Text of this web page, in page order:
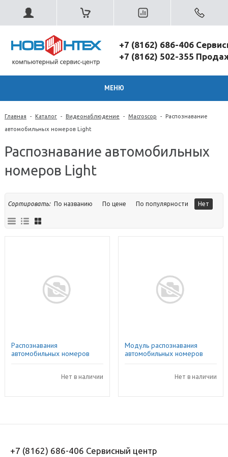
+7 (8162) 686-406
+7 (8162) 502-355
МЕНЮ
Главная - Каталог - Видеонаблюдение - Macroscop - Распознавание
автомобильных номеров Light
Распознавание автомобильных
номеров Light
Сортировать: По названию По цене По популярности Нет
Распознавания
автомобильных номеров
автомагистралей:Нет в наличии
Модуль распознавания
автомобильных номеров
Нет в наличии
+7 (8162) 686-406 Сервисный центр